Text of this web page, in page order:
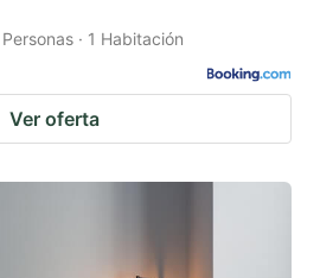
· 1 Habitación
Ver oferta